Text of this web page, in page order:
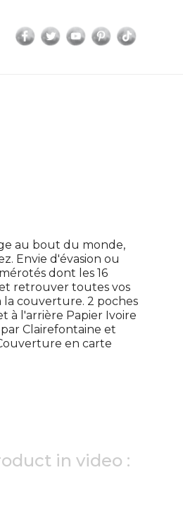
Facebook
TwitterYouTubePinterest
au bout du monde,
Envie d'évasion ou
dont les 16
retrouver toutes vos
couverture. 2 poches
à l'arrière Papier Ivoire
Clairefontaine et
en carte
in video :